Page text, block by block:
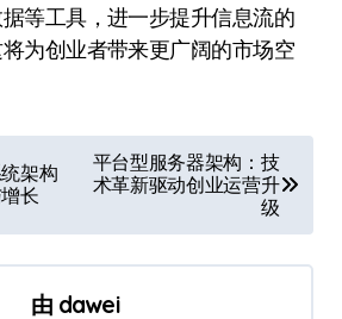
等工具，进一步提升信息流的
为创业者带来更广阔的市场空
架构
长
平台型服务器架构：技
术革新驱动创业运营升
级
由 dawei